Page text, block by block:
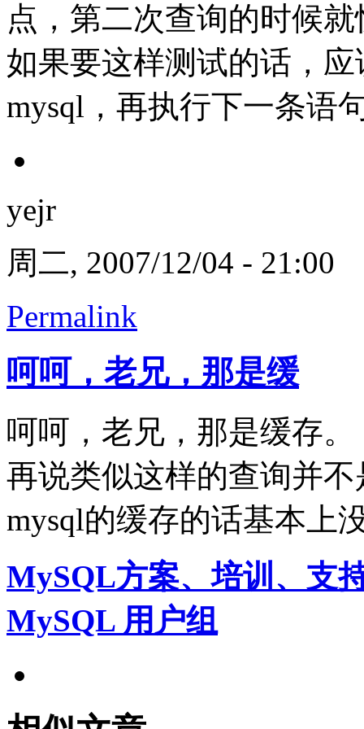
点，第二次查询的时候
如果要这样测试的话，
mysql，再执行下一条语
yejr
周二, 2007/12/04 - 21:00
Permalink
呵呵，老兄，那是缓
呵呵，老兄，那是缓存。
再说类似这样的查询并
mysql的缓存的话基本上
MySQL方案、培训、支
MySQL 用户组